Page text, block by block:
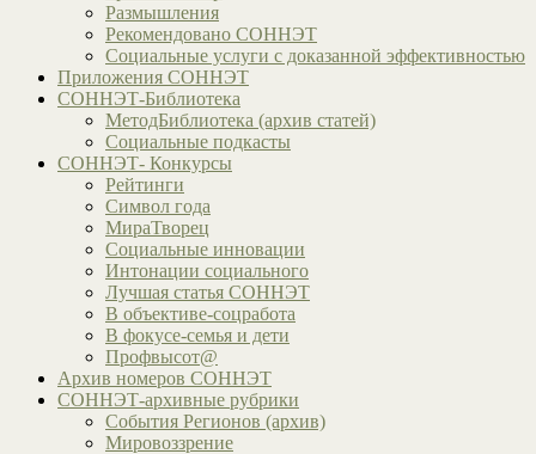
Размышления
Рекомендовано СОННЭТ
Социальные услуги с доказанной эффективностью
Приложения СОННЭТ
СОННЭТ-Библиотека
МетодБиблиотека (архив статей)
Социальные подкасты
СОННЭТ- Конкурсы
Рейтинги
Символ года
МираТворец
Социальные инновации
Интонации социального
Лучшая статья СОННЭТ
В объективе-соцработа
В фокусе-семья и дети
Профвысот@
Архив номеров СОННЭТ
СОННЭТ-архивные рубрики
События Регионов (архив)
Мировоззрение